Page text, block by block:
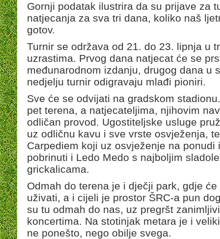
Gornji podatak ilustrira da su prijave za
natjecanja za sva tri dana, koliko naš
gotov.
Turnir se održava od 21. do 23. lipnja u
uzrastima. Prvog dana natjecat će se
međunarodnom izdanju, drugog dana u
nedjelju turnir odigravaju mlađi pioniri.
Sve će se odvijati na gradskom
pet terena, a natjecateljima, njihovim
odličan provod. Ugostiteljske usluge
uz odličnu kavu i sve vrste osvježenja,
Carpediem koji uz osvježenje na
pobrinuti i Ledo Medo s najboljim
grickalicama.
Odmah do terena je i dječji park, gdje
uživati, a i cijeli je prostor ŠRC-a pun
su tu odmah do nas, uz pregršt
koncertima. Na stotinjak metara je i
ne ponešto, nego obilje svega.